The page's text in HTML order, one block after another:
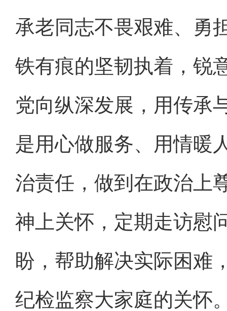
承老同志不畏艰难、勇
铁有痕的坚韧执着，锐
党向纵深发展，用传承
是用心做服务、用情暖
治责任，做到在政治上
神上关怀，定期走访慰
盼，帮助解决实际困难
纪检监察大家庭的关怀